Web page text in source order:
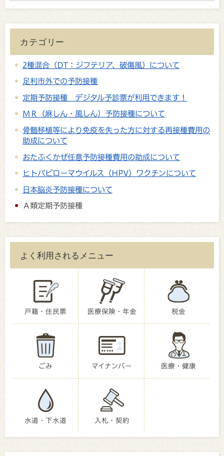
カテゴリー
2種混合（DT：ジフテリア、破傷風）について
足利市外での予防接種
定期予防接種 デジタル予診票が利用できます！
ＭＲ（麻しん・風しん）予防接種について
骨髄移植等により免疫を失った方に対する再接種費用の
助成について
おたふくかぜ任意予防接種費用の助成について
ヒトパピローマウイルス（HPV）ワクチンについて
日本脳炎予防接種について
Ａ類定期予防接種
よく利用されるメニュー
戸籍・住民票 医療保険・年金 税金
ごみ マイナンバー 医療・健康
水道・下水道 入札・契約